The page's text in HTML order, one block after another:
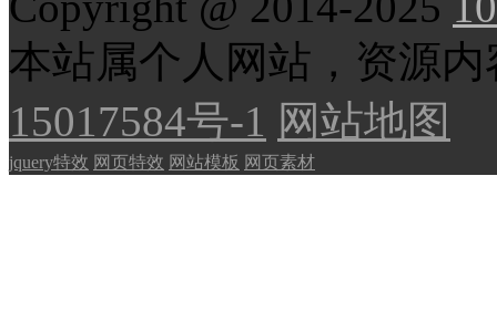
本站属个人网站，资源
15017584号-1 网站地图
jquery特效 网页特效 网站模板 网页素材